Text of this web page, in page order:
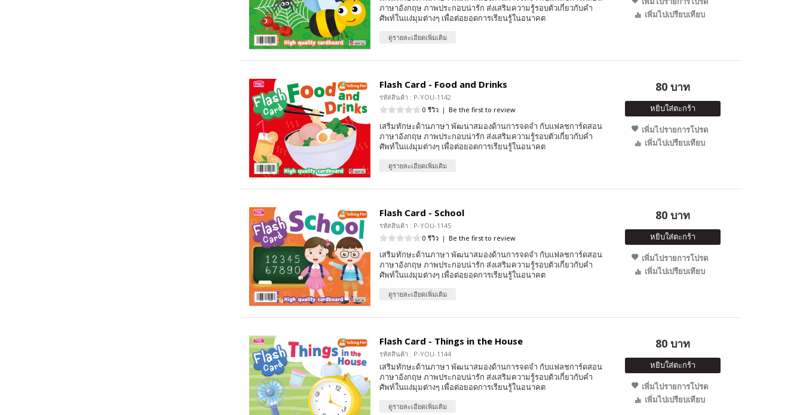
ภาษาอังกฤษ ภาพประกอบน่ารัก ส่งเสริมความรู้รอบตัวเกี่ยวกับคำ
ศัพท์ในแง่มุมต่างๆ เพื่อต่อยอดการเรียนรู้ในอนาคต
ดูรายละเอียดเพิ่มเติม
เพิ่มไปเปรียบเทียบ
Flash Card - Food and Drinks
รหัสสินค้า : P-YOU-1142
0 รีวิว | Be the first to review
เสริมทักษะด้านภาษา พัฒนาสมองด้านการจดจำ กับแฟลชการ์ดสอน
ภาษาอังกฤษ ภาพประกอบน่ารัก ส่งเสริมความรู้รอบตัวเกี่ยวกับคำ
ศัพท์ในแง่มุมต่างๆ เพื่อต่อยอดการเรียนรู้ในอนาคต
ดูรายละเอียดเพิ่มเติม
80 บาท
หยิบใส่ตะกร้า
เพิ่มไปรายการโปรด
เพิ่มไปเปรียบเทียบ
Flash Card - School
รหัสสินค้า : P-YOU-1145
0 รีวิว | Be the first to review
เสริมทักษะด้านภาษา พัฒนาสมองด้านการจดจำ กับแฟลชการ์ดสอน
ภาษาอังกฤษ ภาพประกอบน่ารัก ส่งเสริมความรู้รอบตัวเกี่ยวกับคำ
ศัพท์ในแง่มุมต่างๆ เพื่อต่อยอดการเรียนรู้ในอนาคต
ดูรายละเอียดเพิ่มเติม
80 บาท
หยิบใส่ตะกร้า
เพิ่มไปรายการโปรด
เพิ่มไปเปรียบเทียบ
Flash Card - Things in the House
รหัสสินค้า : P-YOU-1144
เสริมทักษะด้านภาษา พัฒนาสมองด้านการจดจำ กับแฟลชการ์ดสอน
ภาษาอังกฤษ ภาพประกอบน่ารัก ส่งเสริมความรู้รอบตัวเกี่ยวกับคำ
ศัพท์ในแง่มุมต่างๆ เพื่อต่อยอดการเรียนรู้ในอนาคต
ดูรายละเอียดเพิ่มเติม
80 บาท
หยิบใส่ตะกร้า
เพิ่มไปรายการโปรด
เพิ่มไปเปรียบเทียบ